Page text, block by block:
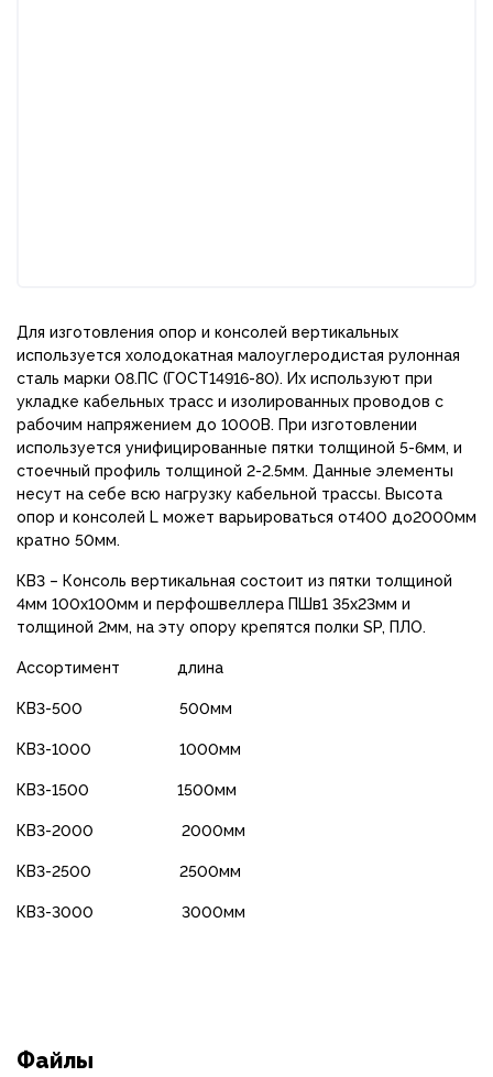
Для изготовления опор и консолей вертикальных
используется холодокатная малоуглеродистая рулонная
сталь марки 08.ПС (ГОСТ14916-80). Их используют при
укладке кабельных трасс и изолированных проводов с
рабочим напряжением до 1000В. При изготовлении
используется унифицированные пятки толщиной 5-6мм, и
стоечный профиль толщиной 2-2.5мм. Данные элементы
несут на себе всю нагрузку кабельной трассы. Высота
опор и консолей L может варьироваться от400 до2000мм
кратно 50мм.
КВ3 – Консоль вертикальная состоит из пятки толщиной
4мм 100х100мм и перфошвеллера ПШв1 35х23мм и
толщиной 2мм, на эту опору крепятся полки SP, ПЛО.
Ассортимент длина
КВ3-500 500мм
КВ3-1000 1000мм
КВ3-1500 1500мм
КВ3-2000 2000мм
КВ3-2500 2500мм
КВ3-3000 3000мм
Файлы